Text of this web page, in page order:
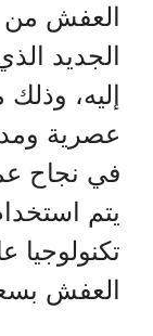
العفش من
الجديد
إليه،
عصرية
في نجاح
يتم
تكنولوجيا
العفش